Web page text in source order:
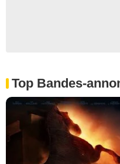
Top Bandes-